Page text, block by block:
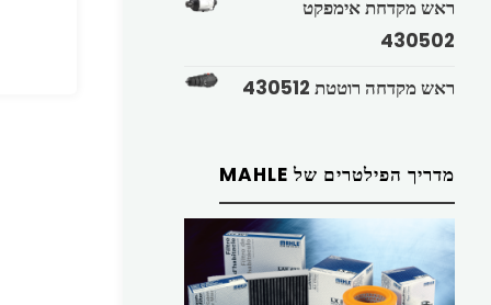
ראש מקדחת אימפקט
430502
ראש מקדחה רוטטת 430512
מדריך הפילטרים של MAHLE